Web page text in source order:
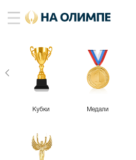
Кубки Медали